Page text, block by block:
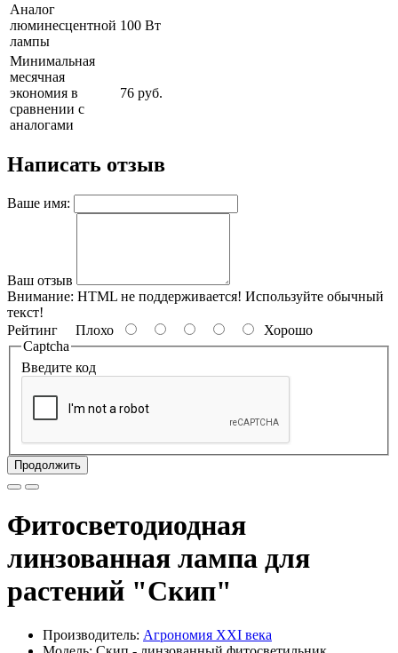
Аналог
люминесцентной
лампы
100 Вт
Минимальная
месячная
экономия в
сравнении с
аналогами
76 руб.
Написать отзыв
Ваше имя:
Ваш отзыв
Внимание: HTML не поддерживается! Используйте обычный
текст!
Рейтинг Плохо
Хорошо
Captcha
Введите код
Продолжить
Фитосветодиодная
линзованная лампа для
растений "Скип"
Производитель: Агрономия XXI века